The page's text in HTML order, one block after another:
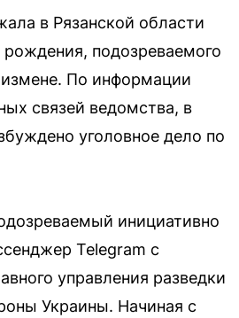
в Рязанской области
подозреваемого
измене. По информации
связей ведомства, в
уголовное дело по
инициативно
Telegram с
управления разведки
Украины. Начиная с